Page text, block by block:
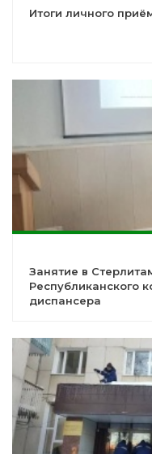
Итоги личного
Занятие в
Республиканского
диспансера